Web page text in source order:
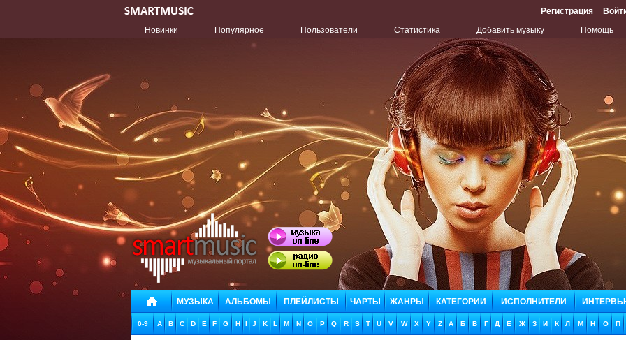
Регистрация
Новинки
Популярное Пользователи Статистика Добавить музыку Помощь
МУЗЫКА АЛЬБОМЫ ПЛЕЙЛИСТЫ ЧАРТЫ ЖАНРЫ КАТЕГОРИИ ИСПОЛНИТЕЛИ
0-9 A B C D E F G H I J K L M N O P Q R S T U V W X Y Z А Б В Г Д Е Ж З И К Л М Н О П